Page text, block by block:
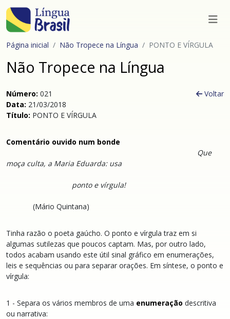
Página inicial Não Tropece na Língua PONTO E VÍRGULA
Não Tropece na Língua
Voltar
Número: 021
Data: 21/03/2018
Título: PONTO E VÍRGULA
Comentário ouvido num bonde
Que
moça culta, a Maria Eduarda: usa
ponto e vírgula!
(Mário Quintana)
Tinha razão o poeta gaúcho. O ponto e vírgula traz em si
algumas sutilezas que poucos captam. Mas, por outro lado,
todos acabam usando este útil sinal gráfico em enumerações,
leis e sequências ou para separar orações. Em síntese, o ponto e
vírgula:
1 - Separa os vários membros de uma enumeração descritiva
ou narrativa: